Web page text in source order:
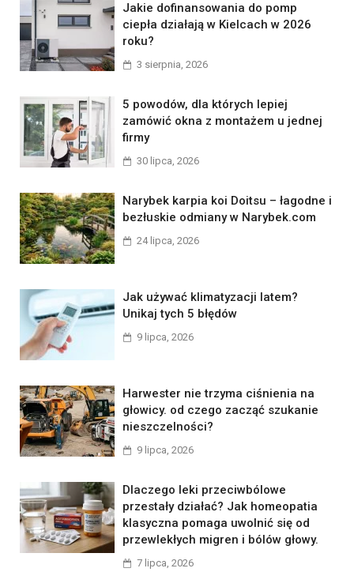
Jakie dofinansowania do pomp
ciepła działają w Kielcach w 2026
roku?
3 sierpnia, 2026
5 powodów, dla których lepiej
zamówić okna z montażem u jednej
firmy
30 lipca, 2026
Narybek karpia koi Doitsu – łagodne i
bezłuskie odmiany w Narybek.com
24 lipca, 2026
Jak używać klimatyzacji latem?
Unikaj tych 5 błędów
9 lipca, 2026
Harwester nie trzyma ciśnienia na
głowicy. od czego zacząć szukanie
nieszczelności?
9 lipca, 2026
Dlaczego leki przeciwbólowe
przestały działać? Jak homeopatia
klasyczna pomaga uwolnić się od
przewlekłych migren i bólów głowy.
7 lipca, 2026